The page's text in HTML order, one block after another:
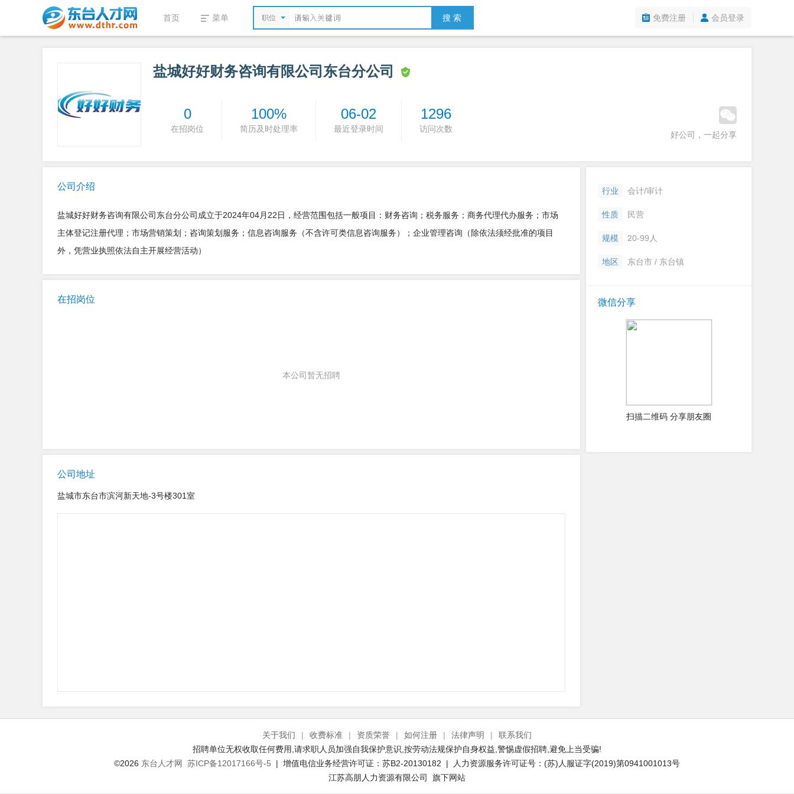
首页 菜单 职位 搜 索 免费注册 会员登录
盐城好好财务咨询有限公司东台分公司
0
在招岗位
100%
简历及时处理率
06-02
最近登录时间
1296
访问次数
好公司，一起分享
公司介绍
盐城好好财务咨询有限公司东台分公司成立于2024年04月22日，经营范围包括一般项目：财务咨询；税务服务；商务代理代办服务；市场
主体登记注册代理；市场营销策划；咨询策划服务；信息咨询服务（不含许可类信息咨询服务）；企业管理咨询（除依法须经批准的项目
外，凭营业执照依法自主开展经营活动）
在招岗位
本公司暂无招聘
公司地址
盐城市东台市滨河新天地-3号楼301室
行业 会计/审计
性质 民营
规模 20-99人
地区 东台市 / 东台镇
微信分享
扫描二维码 分享朋友圈
关于我们 | 收费标准 | 资质荣誉 | 如何注册 | 法律声明 |
联系我们
招聘单位无权收取任何费用,请求职人员加强自我保护意识,按劳动法规保护自身权益,警惕虚假招聘,避免上当受骗!
©2026 东台人才网 苏ICP备12017166号-5 | 增值电信业务经营许可证：苏B2-20130182 | 人力资源服务许可证号：(苏)人服证字(2019)第0941001013号
江苏高朋人力资源有限公司 旗下网站